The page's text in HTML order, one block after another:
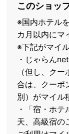
このショッ
※国内ホテル
カ月以内にマ
※下記がマイ
・じゃらん
（但し、ク
合は、クーポ
別）がマイル
・「宿・ホ
天、高級宿の